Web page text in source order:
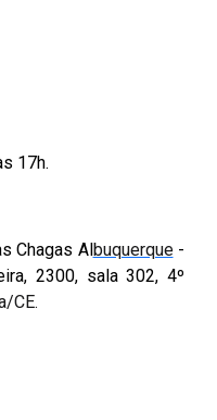
17h.
Chagas Albuquerque(Abre
-
2300, sala 302, 4º
CE.
em nova janela)